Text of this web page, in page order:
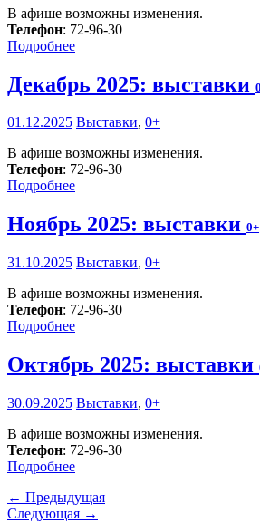
В афише возможны изменения.
Телефон: 72-96-30
Подробнее
Декабрь 2025: выставки
01.12.2025 Выставки, 0+
В афише возможны изменения.
Телефон: 72-96-30
Подробнее
Ноябрь 2025: выставки 0+
31.10.2025 Выставки, 0+
В афише возможны изменения.
Телефон: 72-96-30
Подробнее
Октябрь 2025: выставки
30.09.2025 Выставки, 0+
В афише возможны изменения.
Телефон: 72-96-30
Подробнее
← Предыдущая
Следующая →